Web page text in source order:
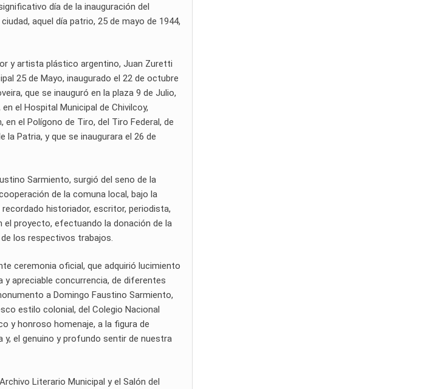
día de la inauguración del
aquel día patrio, 25 de mayo de 1944,
y artista plástico argentino, Juan Zuretti
25 de Mayo, inaugurado el 22 de octubre
que se inauguró en la plaza 9 de Julio,
el Hospital Municipal de Chivilcoy,
el Polígono de Tiro, del Tiro Federal, de
la Patria, y que se inaugurara el 26 de
Sarmiento, surgió del seno de la
de la comuna local, bajo la
historiador, escritor, periodista,
el proyecto, efectuando la donación de la
los respectivos trabajos.
ceremonia oficial, que adquirió lucimiento
apreciable concurrencia, de diferentes
a Domingo Faustino Sarmiento,
estilo colonial, del Colegio Nacional
y honroso homenaje, a la figura de
y, el genuino y profundo sentir de nuestra
Literario Municipal y el Salón del